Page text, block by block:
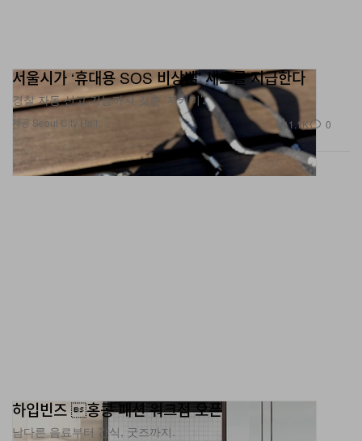
서울시가 ‘휴대용 SOS 비상벨’ 세트를 지급한다
경찰 자동 신고 기능까지 갖춘 ‘지키미’.
제공 Seoul City Hall 1.1K 0
하입빈즈 홍콩 패션 워크점 오픈
남다른 음료부터 간식, 굿즈까지.